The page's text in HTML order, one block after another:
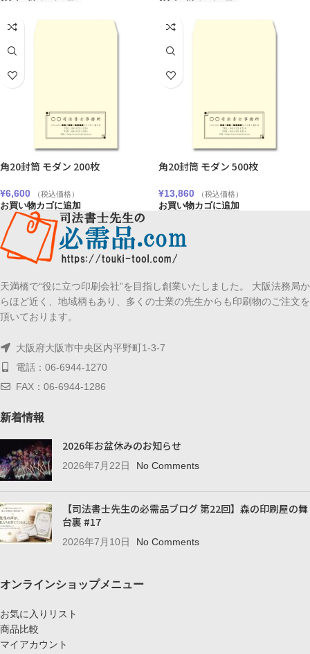
角20封筒 モダン 200枚
¥6,600 （税込価格）
お買い物カゴに追加
角20封筒 モダン 500枚
¥13,860 （税込価格）
お買い物カゴに追加
天満橋で“役に立つ印刷会社”を目指し創業いたしました。 大阪法務局か
らほど近く、地域柄もあり、多くの士業の先生からも印刷物のご注文を
頂いております。
大阪府大阪市中央区内平野町1-3-7
電話：06-6944-1270
FAX：06-6944-1286
新着情報
2026年お盆休みのお知らせ
2026年7月22日 No Comments
【司法書士先生の必需品ブログ 第22回】森の印刷屋の舞
台裏 #17
2026年7月10日 No Comments
オンラインショップメニュー
お気に入りリスト
商品比較
マイアカウント